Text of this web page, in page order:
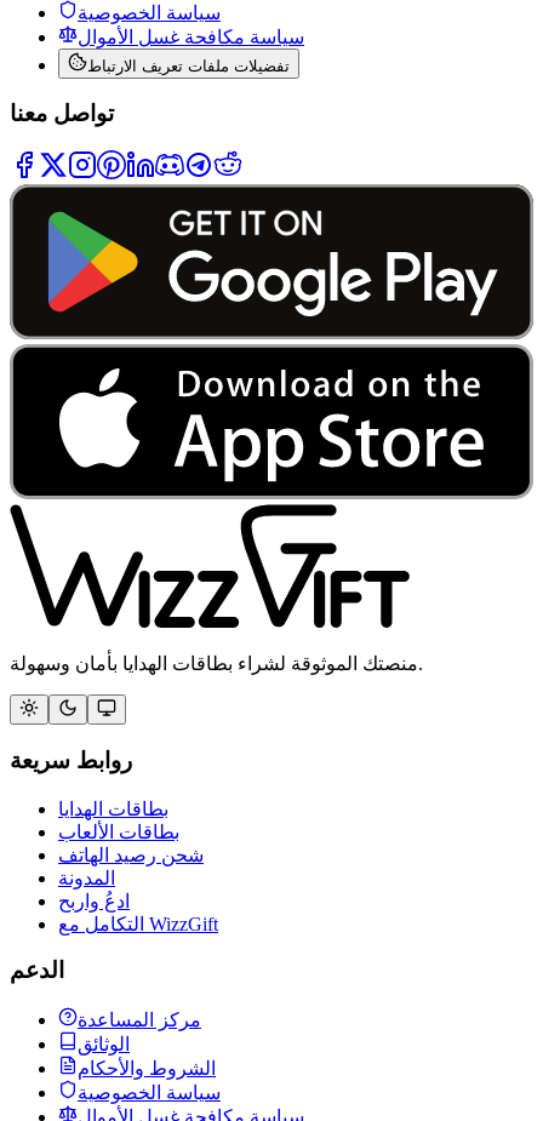
سياسة الخصوصية
سياسة مكافحة غسل الأموال
تفضيلات ملفات تعريف الارتباط
تواصل معنا
منصتك الموثوقة لشراء بطاقات الهدايا بأمان وسهولة.
روابط سريعة
بطاقات الهدايا
بطاقات الألعاب
شحن رصيد الهاتف
المدونة
ادعُ واربح
التكامل مع WizzGift
الدعم
مركز المساعدة
الوثائق
الشروط والأحكام
سياسة الخصوصية
سياسة مكافحة غسل الأموال